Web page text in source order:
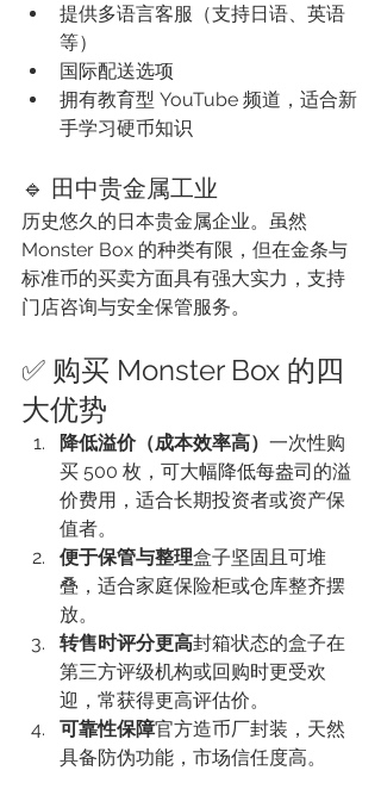
提供多语言客服（支持日语、英语
等）
国际配送选项
拥有教育型 YouTube 频道，适合新
手学习硬币知识
🔹 田中贵金属工业
历史悠久的日本贵金属企业。虽然
Monster Box 的种类有限，但在金条与
标准币的买卖方面具有强大实力，支持
门店咨询与安全保管服务。
✅ 购买 Monster Box 的四
大优势
降低溢价（成本效率高） 一次性购
买 500 枚，可大幅降低每盎司的溢
价费用，适合长期投资者或资产保
值者。
便于保管与整理盒子坚固且可堆
叠，适合家庭保险柜或仓库整齐摆
放。
转售时评分更高封箱状态的盒子在
第三方评级机构或回购时更受欢
迎，常获得更高评估价。
可靠性保障官方造币厂封装，天然
具备防伪功能，市场信任度高。